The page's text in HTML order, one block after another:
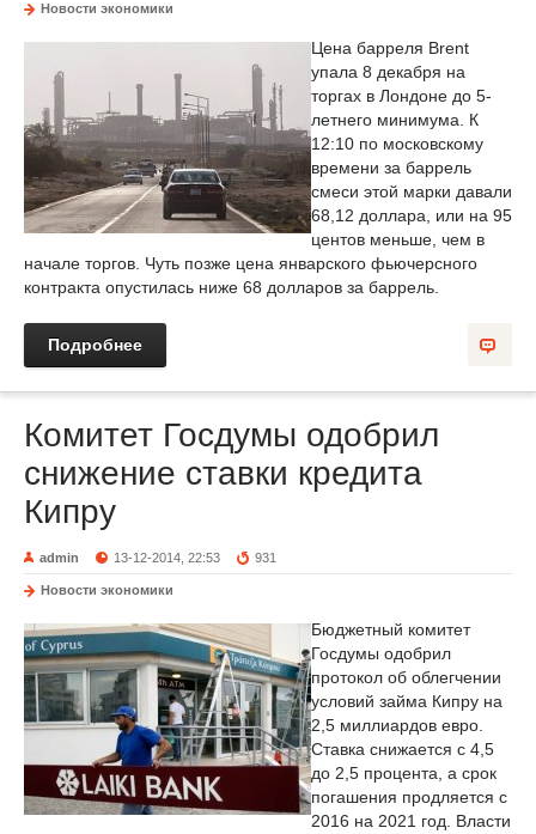
Новости экономики
Цена барреля Brent
упала 8 декабря на
торгах в Лондоне до 5-
летнего минимума. К
12:10 по московскому
времени за баррель
смеси этой марки давали
68,12 доллара, или на 95
центов меньше, чем в
начале торгов. Чуть позже цена январского фьючерсного
контракта опустилась ниже 68 долларов за баррель.
Подробнее
Комитет Госдумы одобрил
снижение ставки кредита
Кипру
admin 13-12-2014, 22:53 931
Новости экономики
Бюджетный комитет
Госдумы одобрил
протокол об облегчении
условий займа Кипру на
2,5 миллиардов евро.
Ставка снижается с 4,5
до 2,5 процента, а срок
погашения продляется с
2016 на 2021 год. Власти